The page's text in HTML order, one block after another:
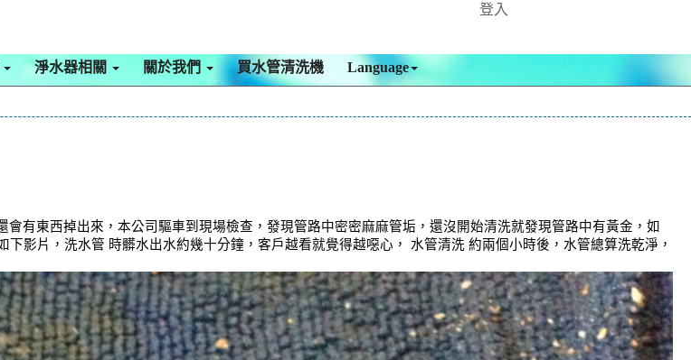
登入
淨水器相關 關於我們 買水管清洗機 Language
有東西掉出來，本公司驅車到現場檢查，發現管路中密密麻麻管垢，還沒開始清洗就發現管路中有黃金，如
影片，洗水管 時髒水出水約幾十分鐘，客戶越看就覺得越噁心， 水管清洗 約兩個小時後，水管總算洗乾淨，